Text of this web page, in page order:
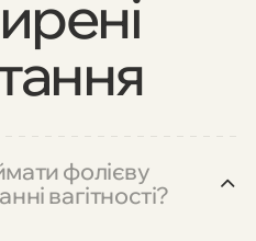
фолієву
вагітності?